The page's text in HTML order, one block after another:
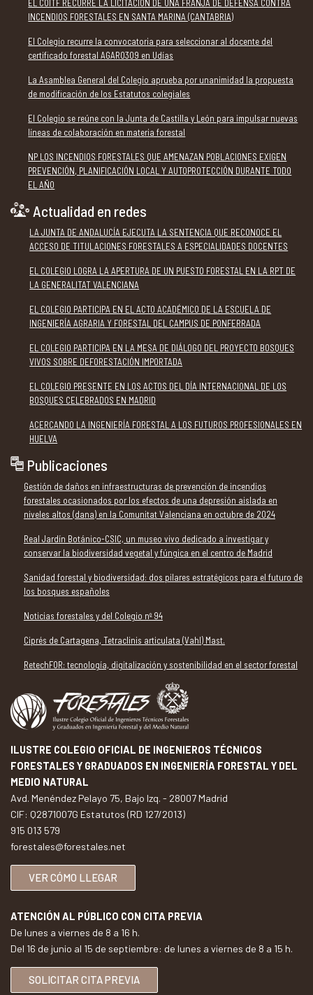
EL COITF RECURRE LA LICITACIÓN DE UNA FRANJA DE DEFENSA CONTRA
INCENDIOS FORESTALES EN SANTA MARINA (CANTABRIA)
El Colegio recurre la convocatoria para seleccionar al docente del
certificado forestal AGAR0309 en Udías
La Asamblea General del Colegio aprueba por unanimidad la propuesta
de modificación de los Estatutos colegiales
El Colegio se reúne con la Junta de Castilla y León para impulsar nuevas
líneas de colaboración en materia forestal
NP LOS INCENDIOS FORESTALES QUE AMENAZAN POBLACIONES EXIGEN
PREVENCIÓN, PLANIFICACIÓN LOCAL Y AUTOPROTECCIÓN DURANTE TODO
EL AÑO
Actualidad en redes
LA JUNTA DE ANDALUCÍA EJECUTA LA SENTENCIA QUE RECONOCE EL
ACCESO DE TITULACIONES FORESTALES A ESPECIALIDADES DOCENTES
EL COLEGIO LOGRA LA APERTURA DE UN PUESTO FORESTAL EN LA RPT DE
LA GENERALITAT VALENCIANA
EL COLEGIO PARTICIPA EN EL ACTO ACADÉMICO DE LA ESCUELA DE
INGENIERÍA AGRARIA Y FORESTAL DEL CAMPUS DE PONFERRADA
EL COLEGIO PARTICIPA EN LA MESA DE DIÁLOGO DEL PROYECTO BOSQUES
VIVOS SOBRE DEFORESTACIÓN IMPORTADA
EL COLEGIO PRESENTE EN LOS ACTOS DEL DÍA INTERNACIONAL DE LOS
BOSQUES CELEBRADOS EN MADRID
ACERCANDO LA INGENIERÍA FORESTAL A LOS FUTUROS PROFESIONALES EN
HUELVA
Publicaciones
Gestión de daños en infraestructuras de prevención de incendios
forestales ocasionados por los efectos de una depresión aislada en
niveles altos (dana) en la Comunitat Valenciana en octubre de 2024
Real Jardín Botánico-CSIC, un museo vivo dedicado a investigar y
conservar la biodiversidad vegetal y fúngica en el centro de Madrid
Sanidad forestal y biodiversidad: dos pilares estratégicos para el futuro de
los bosques españoles
Noticias forestales y del Colegio nº 94
Ciprés de Cartagena, Tetraclinis articulata (Vahl) Mast.
RetechFOR: tecnología, digitalización y sostenibilidad en el sector forestal
ILUSTRE COLEGIO OFICIAL DE INGENIEROS TÉCNICOS
FORESTALES Y GRADUADOS EN INGENIERÍA FORESTAL Y DEL
MEDIO NATURAL
Avd. Menéndez Pelayo 75, Bajo Izq. - 28007 Madrid
CIF: Q2871007G Estatutos (RD 127/2013)
915 013 579
forestales@forestales.net
VER CÓMO LLEGAR
ATENCIÓN AL PÚBLICO CON CITA PREVIA
De lunes a viernes de 8 a 16 h.
Del 16 de junio al 15 de septiembre: de lunes a viernes de 8 a 15 h.
SOLICITAR CITA PREVIA